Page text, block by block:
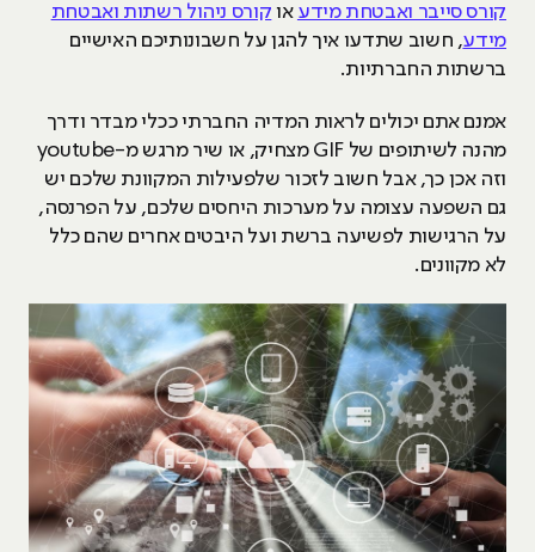
קורס סייבר ואבטחת מידע או קורס ניהול רשתות ואבטחת
מידע, חשוב שתדעו איך להגן על חשבונותיכם האישיים
ברשתות החברתיות.
אמנם אתם יכולים לראות המדיה החברתי ככלי מבדר ודרך
מהנה לשיתופים של GIF מצחיק, או שיר מרגש מ-youtube
וזה אכן כך, אבל חשוב לזכור שלפעילות המקוונת שלכם יש
גם השפעה עצומה על מערכות היחסים שלכם, על הפרנסה,
על הרגישות לפשיעה ברשת ועל היבטים אחרים שהם כלל
לא מקוונים.